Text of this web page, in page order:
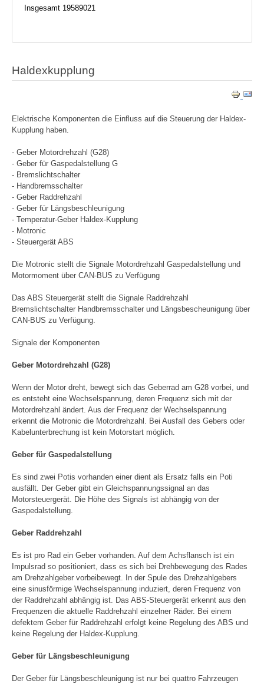
Insgesamt 19589021
Haldexkupplung
Elektrische Komponenten die Einfluss auf die Steuerung der Haldex-
Kupplung haben.
- Geber Motordrehzahl (G28)
- Geber für Gaspedalstellung G
- Bremslichtschalter
- Handbremsschalter
- Geber Raddrehzahl
- Geber für Längsbeschleunigung
- Temperatur-Geber Haldex-Kupplung
- Motronic
- Steuergerät ABS
Die Motronic stellt die Signale Motordrehzahl Gaspedalstellung und
Motormoment über CAN-BUS zu Verfügung
Das ABS Steuergerät stellt die Signale Raddrehzahl
Bremslichtschalter Handbremsschalter und Längsbescheunigung über
CAN-BUS zu Verfügung.
Signale der Komponenten
Geber Motordrehzahl (G28)
Wenn der Motor dreht, bewegt sich das Geberrad am G28 vorbei, und
es entsteht eine Wechselspannung, deren Frequenz sich mit der
Motordrehzahl ändert. Aus der Frequenz der Wechselspannung
erkennt die Motronic die Motordrehzahl. Bei Ausfall des Gebers oder
Kabelunterbrechung ist kein Motorstart möglich.
Geber für Gaspedalstellung
Es sind zwei Potis vorhanden einer dient als Ersatz falls ein Poti
ausfällt. Der Geber gibt ein Gleichspannungssignal an das
Motorsteuergerät. Die Höhe des Signals ist abhängig von der
Gaspedalstellung.
Geber Raddrehzahl
Es ist pro Rad ein Geber vorhanden. Auf dem Achsflansch ist ein
Impulsrad so positioniert, dass es sich bei Drehbewegung des Rades
am Drehzahlgeber vorbeibewegt. In der Spule des Drehzahlgebers
eine sinusförmige Wechselspannung induziert, deren Frequenz von
der Raddrehzahl abhängig ist. Das ABS-Steuergerät erkennt aus den
Frequenzen die aktuelle Raddrehzahl einzelner Räder. Bei einem
defektem Geber für Raddrehzahl erfolgt keine Regelung des ABS und
keine Regelung der Haldex-Kupplung.
Geber für Längsbeschleunigung
Der Geber für Längsbeschleunigung ist nur bei quattro Fahrzeugen